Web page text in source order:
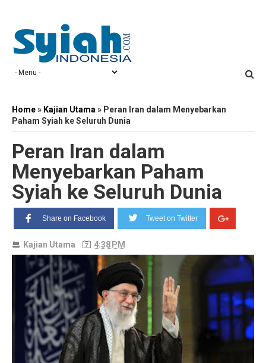
Home» Kajian Utama » Peran Iran dalam Menyebarkan
Paham Syiah ke Seluruh Dunia
Peran Iran dalam
Menyebarkan Paham
Syiah ke Seluruh Dunia
Share on Facebook Tweet on Twitter
Kajian Utama 4:38 PM